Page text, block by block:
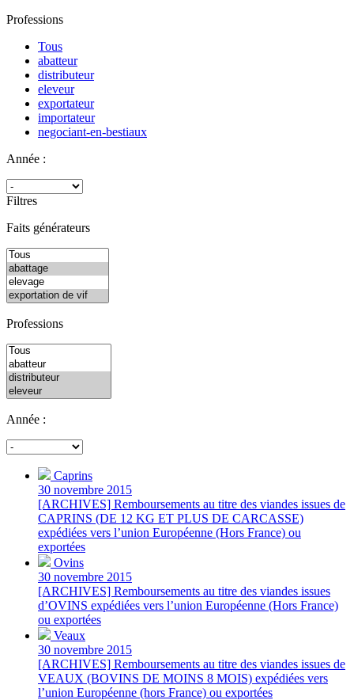
Professions
Tous
abatteur
distributeur
eleveur
exportateur
importateur
negociant-en-bestiaux
Année :
Filtres
Faits générateurs
Professions
Année :
Caprins
30 novembre 2015
[ARCHIVES] Remboursements au titre des viandes issues de
CAPRINS (DE 12 KG ET PLUS DE CARCASSE)
expédiées vers l’union Européenne (Hors France) ou
exportées
Ovins
30 novembre 2015
[ARCHIVES] Remboursements au titre des viandes issues
d’OVINS expédiées vers l’union Européenne (Hors France)
ou exportées
Veaux
30 novembre 2015
[ARCHIVES] Remboursements au titre des viandes issues de
VEAUX (BOVINS DE MOINS 8 MOIS) expédiées vers
l’union Européenne (hors France) ou exportées